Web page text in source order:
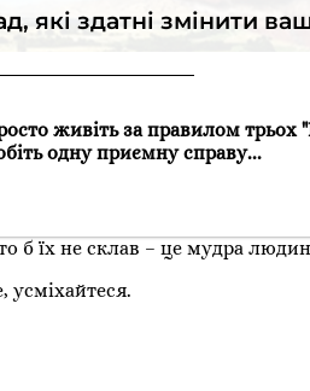
які здатні змінити
живіть за правилом трьох
одну приємну справу...
б їх не склав – це мудра
усміхайтеся.